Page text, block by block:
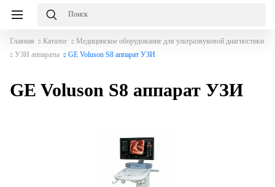
Главная Каталог
Медицинское оборудование для ультразвуковой диагностики
УЗИ аппараты
GE Voluson S8 аппарат УЗИ
GE Voluson S8 аппарат УЗИ